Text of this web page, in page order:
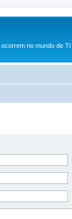
no mundo de TI